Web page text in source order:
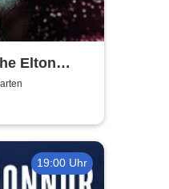
Elton
19:00 Uhr